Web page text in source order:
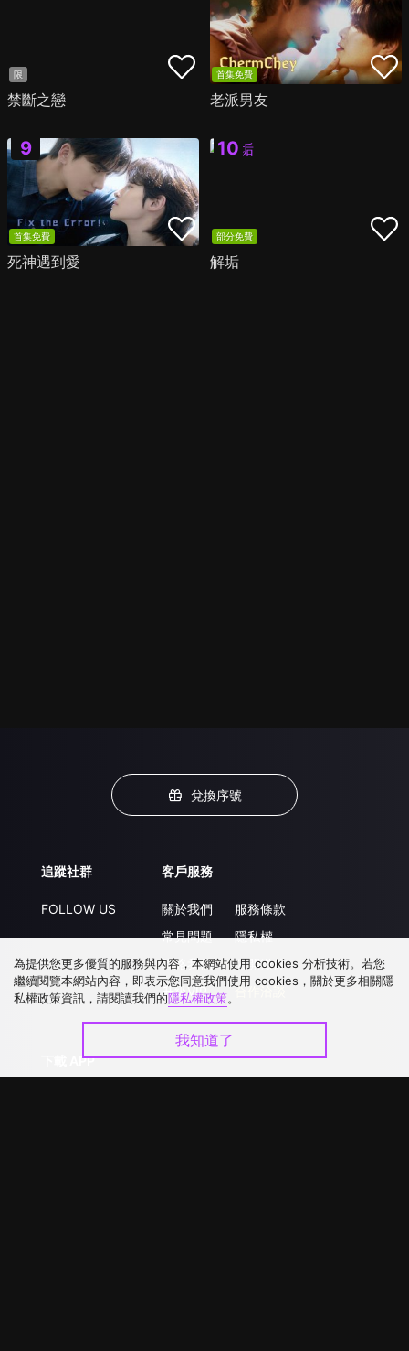
限
禁斷之戀
首集免費
老派男友
首集免費
死神遇到愛
部分免費
解垢
兌換序號
追蹤社群
FOLLOW US
客戶服務
關於我們
常見問題
聯絡我們
升級VIP
服務條款
隱私權
公開徵件
合作洽談
下載 APP
為提供您更多優質的服務與內容，本網站使用 cookies 分析技術。若您
繼續閱覽本網站內容，即表示您同意我們使用 cookies，關於更多相關隱
私權政策資訊，請閱讀我們的隱私權政策。
我知道了